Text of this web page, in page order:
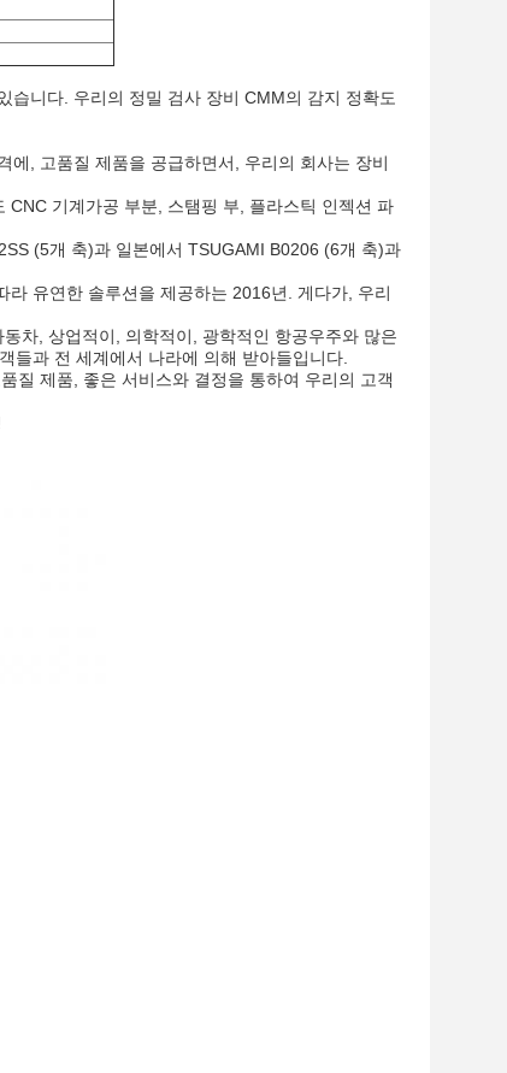
니다. 우리의 정밀 검사 장비 CMM의 감지 정확도
, 고품질 제품을 공급하면서, 우리의 회사는 장비
기계가공 부분, 스탬핑 부, 플라스틱 인젝션 파
(5개 축)과 일본에서 TSUGAMI B0206 (6개 축)과
유연한 솔루션을 제공하는 2016년. 게다가, 우리
차, 상업적이, 의학적이, 광학적인 항공우주와 많은
들과 전 세계에서 나라에 의해 받아들입니다.
질 제품, 좋은 서비스와 결정을 통하여 우리의 고객